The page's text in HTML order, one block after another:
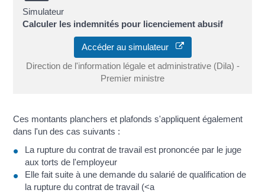
Simulateur
Calculer les indemnités pour licenciement abusif
Accéder au simulateur
Direction de l'information légale et administrative (Dila) -
Premier ministre
Ces montants planchers et plafonds s'appliquent également
dans l'un des cas suivants :
La rupture du contrat de travail est prononcée par le juge
aux torts de l'employeur
Elle fait suite à une demande du salarié de qualification de
la rupture du contrat de travail (<a